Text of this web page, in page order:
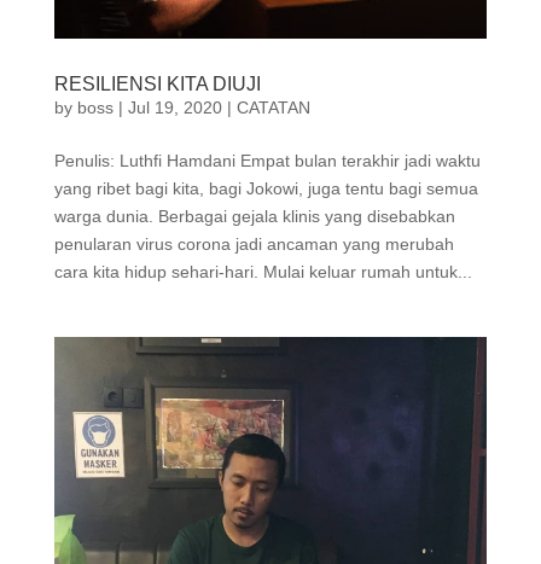
RESILIENSI KITA DIUJI
by boss| Jul 19, 2020| CATATAN
Penulis: Luthfi Hamdani Empat bulan terakhir jadi waktu
yang ribet bagi kita, bagi Jokowi, juga tentu bagi semua
warga dunia. Berbagai gejala klinis yang disebabkan
penularan virus corona jadi ancaman yang merubah
cara kita hidup sehari-hari. Mulai keluar rumah untuk...